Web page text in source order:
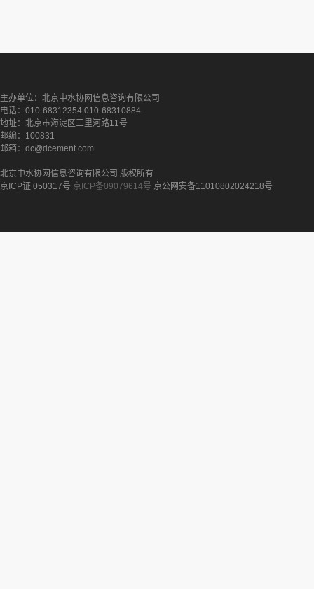
主办单位：北京中水协网信息咨询有限公司
电话：010-68312354 010-68310884
地址：北京市海淀区三里河路11号
邮编：100831
邮箱：dc@dcement.com
北京中水协网信息咨询有限公司 版权所有
京ICP证 050317号 京ICP备09079614号 京公网安备11010802024218号